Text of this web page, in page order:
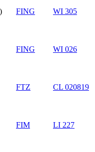
FING WI 305
FING WI 026
FTZ CL 020819
FIM LI 227